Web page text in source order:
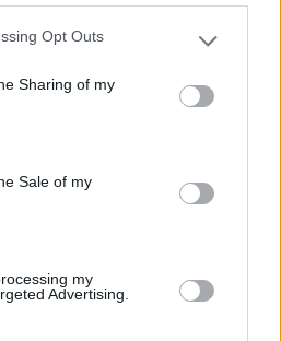
app uses one or more Google
behaviour. You may click to
and its third-party tags to
purposes in below Google
Opt Outs
Sharing of my
Sale of my
my
Advertising.
Ad un centinaio di metri la
libera, un po'
da una specie di
un bagno decente.
Prezzo
20/09/2019 10:47